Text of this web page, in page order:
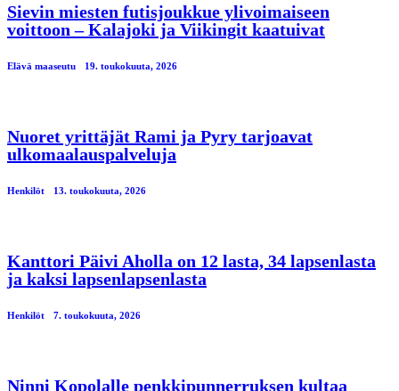
Sievin miesten futisjoukkue ylivoimaiseen
voittoon – Kalajoki ja Viikingit kaatuivat
Elävä maaseutu 19. toukokuuta, 2026
Nuoret yrittäjät Rami ja Pyry tarjoavat
ulkomaalauspalveluja
Henkilöt 13. toukokuuta, 2026
Kanttori Päivi Aholla on 12 lasta, 34 lapsenlasta
ja kaksi lapsenlapsenlasta
Henkilöt 7. toukokuuta, 2026
Ninni Kopolalle penkkipunnerruksen kultaa